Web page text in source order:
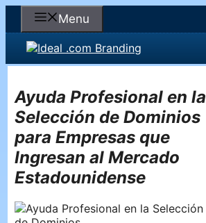
content
Menu
Ayuda Profesional en la
Selección de Dominios
para Empresas que
Ingresan al Mercado
Estadounidense